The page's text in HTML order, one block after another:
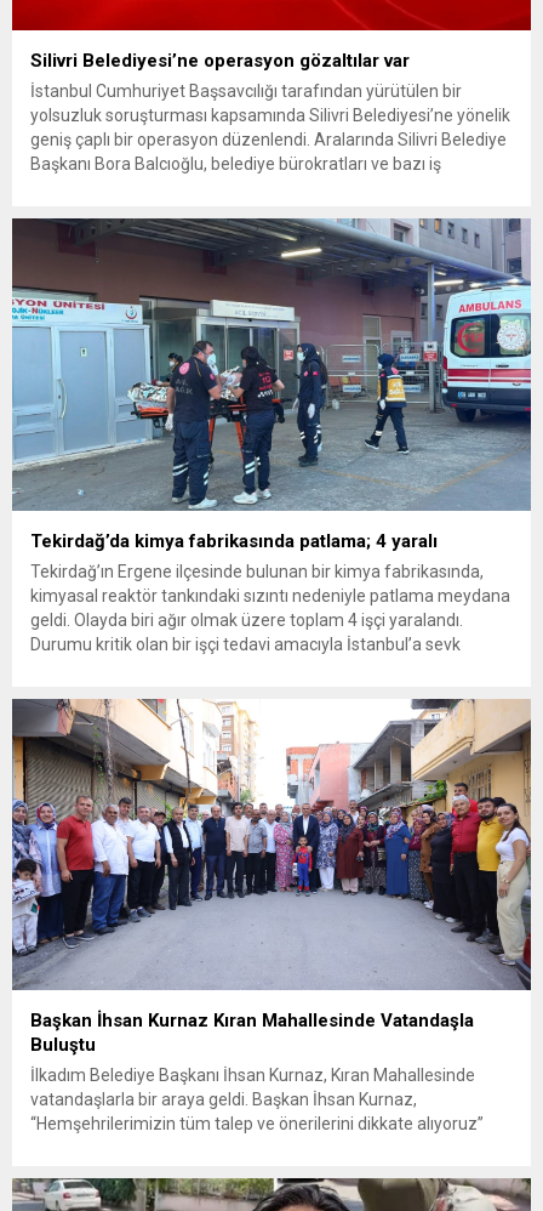
Silivri Belediyesi’ne operasyon gözaltılar var
İstanbul Cumhuriyet Başsavcılığı tarafından yürütülen bir
yolsuzluk soruşturması kapsamında Silivri Belediyesi’ne yönelik
geniş çaplı bir operasyon düzenlendi. Aralarında Silivri Belediye
Başkanı Bora Balcıoğlu, belediye bürokratları ve bazı iş
inceleme ve arama çalışmaları devam ediyor. İstanbul’da...
Tekirdağ’da kimya fabrikasında patlama; 4 yaralı
Tekirdağ’ın Ergene ilçesinde bulunan bir kimya fabrikasında,
kimyasal reaktör tankındaki sızıntı nedeniyle patlama meydana
geldi. Olayda biri ağır olmak üzere toplam 4 işçi yaralandı.
Durumu kritik olan bir işçi tedavi amacıyla İstanbul’a sevk
ilçesine...
Başkan İhsan Kurnaz Kıran Mahallesinde Vatandaşla
Buluştu
İlkadım Belediye Başkanı İhsan Kurnaz, Kıran Mahallesinde
vatandaşlarla bir araya geldi. Başkan İhsan Kurnaz,
“Hemşehrilerimizin tüm talep ve önerilerini dikkate alıyoruz”
sohbet eden, onların talep ve önerileri dinleyen Başkan İhsan